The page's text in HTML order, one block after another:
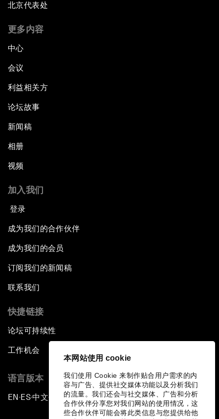
本网站使用 cookie
我们使用 Cookie 来制作贴合用户需求的内
容与广告、提供社交媒体功能以及分析我们
的流量。我们还会与社交媒体、广告和分析
合作伙伴分享您对我们网站的使用情况，这
些合作伙伴可能会将此类信息与您提供给他
北京代表处
更多内容
中心
会议
利益相关方
论坛故事
新闻稿
相册
视频
加入我们
登录
成为我们的合作伙伴
成为我们的会员
订阅我们的新闻稿
联系我们
快捷链接
论坛可持续性
工作机会
语言版本
EN ▪ES▪中文▪ 日本語